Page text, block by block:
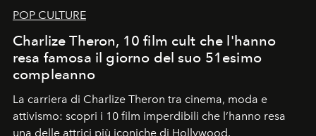
POP CULTURE
Charlize Theron, 10 film cult che l'hanno
resa famosa il giorno del suo 51esimo
compleanno
La carriera di Charlize Theron tra cinema, moda e
attivismo: scopri i 10 film imperdibili che l’hanno resa
una delle attrici più iconiche di Hollywood.